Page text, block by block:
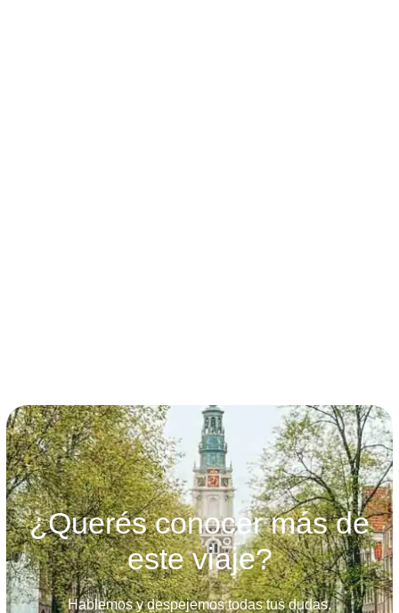
¿Querés conocer más de
este viaje?
Hablemos y despejemos todas tus dudas.